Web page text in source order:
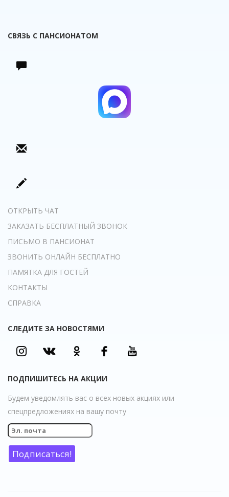
СВЯЗЬ С ПАНСИОНАТОМ
ОТКРЫТЬ ЧАТ
ЗАКАЗАТЬ БЕСПЛАТНЫЙ ЗВОНОК
ПИСЬМО В ПАНСИОНАТ
ЗВОНИТЬ ОНЛАЙН БЕСПЛАТНО
ПАМЯТКА ДЛЯ ГОСТЕЙ
КОНТАКТЫ
СПРАВКА
СЛЕДИТЕ ЗА НОВОСТЯМИ
ПОДПИШИТЕСЬ НА АКЦИИ
Будем уведомлять вас о всех новых акциях или
спецпредложениях на вашу почту